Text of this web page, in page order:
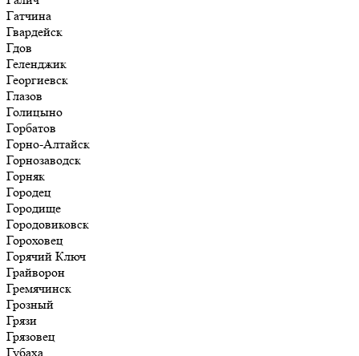
Гатчина
Гвардейск
Гдов
Геленджик
Георгиевск
Глазов
Голицыно
Горбатов
Горно-Алтайск
Горнозаводск
Горняк
Городец
Городище
Городовиковск
Гороховец
Горячий Ключ
Грайворон
Гремячинск
Грозный
Грязи
Грязовец
Губаха